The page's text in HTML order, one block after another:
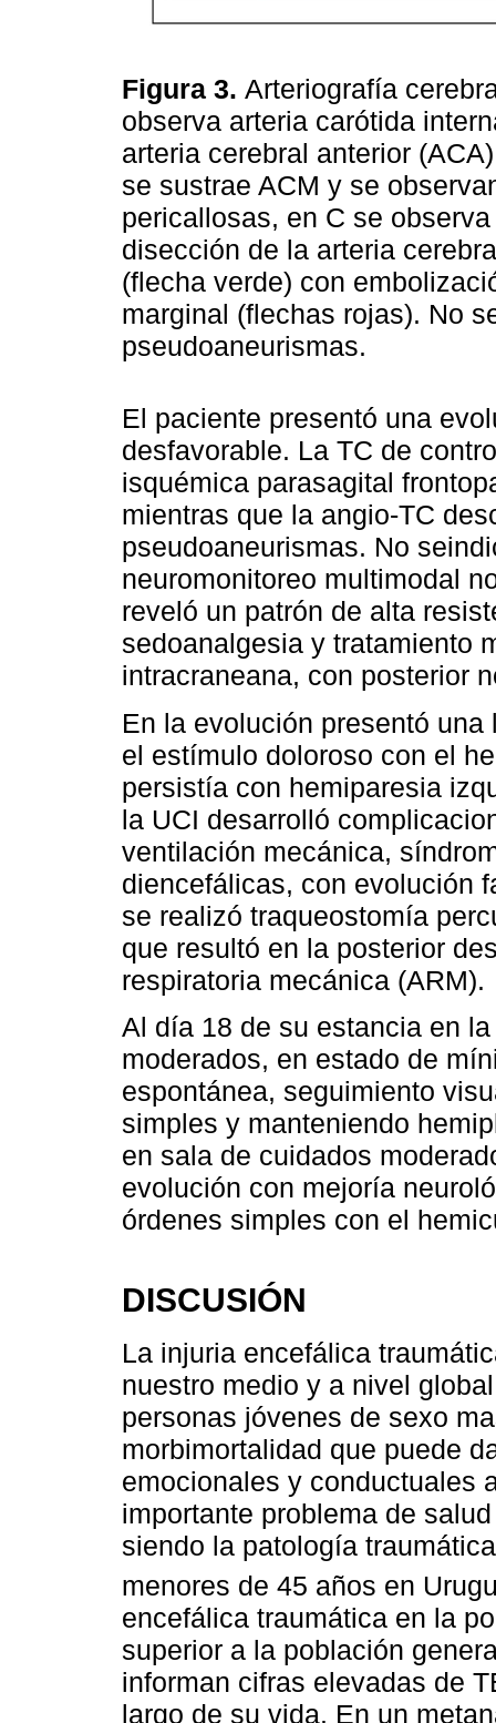
Figura 3. Arteriografía
observa arteria carótida
arteria cerebral anterior
se sustrae ACM y se
pericallosas, en C se
disección de la arteria
(flecha verde) con
marginal (flechas rojas). No
pseudoaneurismas.
El paciente presentó una
desfavorable. La TC de
isquémica parasagital
mientras que la angio-TC
pseudoaneurismas. No
neuromonitoreo multimodal
reveló un patrón de alta
sedoanalgesia y tratamiento
intracraneana, con posterior
En la evolución presentó
el estímulo doloroso con el
persistía con hemiparesia
la UCI desarrolló
ventilación mecánica,
diencefálicas, con evolución
se realizó traqueostomía
que resultó en la posterior
respiratoria mecánica (ARM).
Al día 18 de su estancia en
moderados, en estado de
espontánea, seguimiento
simples y manteniendo
en sala de cuidados
evolución con mejoría
órdenes simples con el
DISCUSIÓN
La injuria encefálica
nuestro medio y a nivel
personas jóvenes de sexo
morbimortalidad que puede
emocionales y conductuales
importante problema de
siendo la patología
menores de 45 años en
encefálica traumática en la
superior a la población
informan cifras elevadas de
largo de su vida. En un